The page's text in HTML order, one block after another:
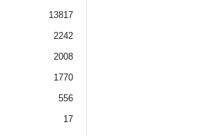
13817
2242
2008
1770
556
17